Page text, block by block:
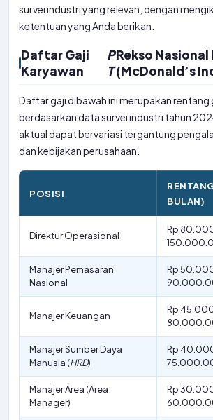
survei industri yang relevan, dengan
ketentuan yang Anda berikan.
Daftar Gaji
Karyawan
P
T
Rekso Nasional
(McDonald’s
Daftar gaji dibawah ini merupakan
berdasarkan data survei industri tahun
aktual dapat bervariasi tergantung
dan kebijakan perusahaan.
POSISI
BULAN)
Direktur Operasional
Rp
Manajer Pemasaran
Nasional
Rp
Manajer Keuangan
Rp
Manajer Sumber Daya
Manusia (HRD)
Rp
Manajer Area (Area
Manager)
Rp